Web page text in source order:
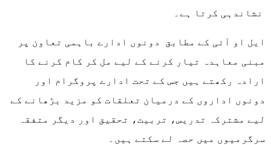
ایل او آئی کے مطابق دونوں ادارے باہمی تعاون پر
مبنی معاہدہ تیار کرنے کے لیے مل کر کام کرنے کا
ارادہ رکھتے ہیں جس کے تحت ادارے پروگرام اور
دونوں اداروں کے درمیان تعلقات کو مزید بڑھانے کے
لیے مشترکہ تدریس، تربیت، تحقیق اور دیگر متفقہ
سرگرمیوں میں حصہ لے سکتے ہیں۔